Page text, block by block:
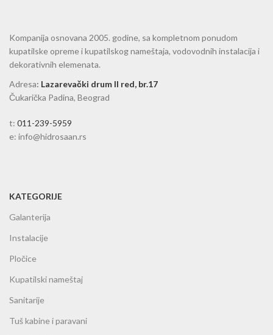
Kompanija osnovana 2005. godine, sa kompletnom ponudom
kupatilske opreme i kupatilskog nameštaja, vodovodnih instalacija i
dekorativnih elemenata.
Adresa: Lazarevački drum II red, br.17
Čukarička Padina, Beograd
t: 011-239-5959
e: info@hidrosaan.rs
KATEGORIJE
Galanterija
Instalacije
Pločice
Kupatilski nameštaj
Sanitarije
Tuš kabine i paravani